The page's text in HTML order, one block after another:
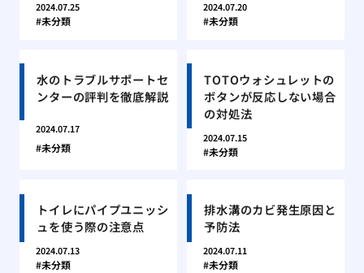
2024.07.25
未分類
2024.07.20
未分類
水のトラブルサポートセ
ンターの評判を徹底解説
2024.07.17
未分類
TOTOウォシュレットの
ボタンが反応しない場合
の対処法
2024.07.15
未分類
トイレにパイプユニッシ
ュを使う際の注意点
2024.07.13
未分類
排水溝のカビ発生原因と
予防法
2024.07.11
未分類